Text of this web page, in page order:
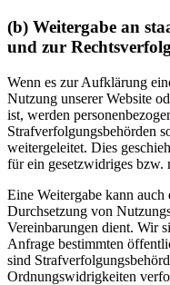
(b) Weitergabe an
und zur
Wenn es zur Aufklärung
Nutzung unserer Website
ist, werden
Strafverfolgungsbehörden
weitergeleitet. Dies
für ein gesetzwidriges bzw.
Eine Weitergabe kann
Durchsetzung von
Vereinbarungen dient. Wir
Anfrage bestimmten
sind
Ordnungswidrigkeiten